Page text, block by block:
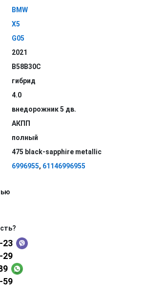
BMW
X5
G05
2021
B58B30C
гибрид
4.0
внедорожник 5 дв.
АКПП
полный
475 black-sapphire metallic
6996955, 61146996955
23
29
59